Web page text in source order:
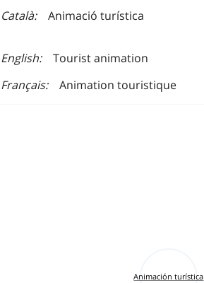
Català Animació turística
English
Tourist animation
Français
Animation touristique
Animación turística